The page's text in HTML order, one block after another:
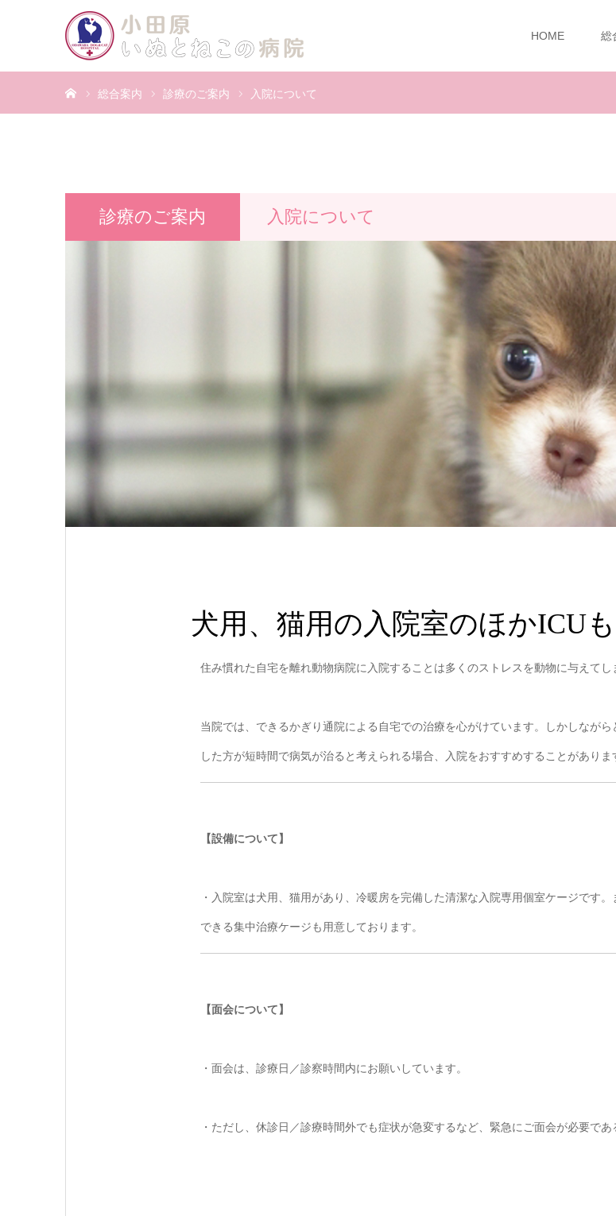
HOME 総
総合案内 診療のご案内 入院について
診療のご案内 入院について
犬用、猫用の入院室のほかICU
住み慣れた自宅を離れ動物病院に入院することは多くのストレスを動物に与えてし
当院では、できるかぎり通院による自宅での治療を心がけています。しかしなが
した方が短時間で病気が治ると考えられる場合、入院をおすすめすることがありま
【設備について】
・入院室は犬用、猫用があり、冷暖房を完備した清潔な入院専用個室ケージです
できる集中治療ケージも用意しております。
【面会について】
・面会は、診療日／診察時間内にお願いしています。
・ただし、休診日／診療時間外でも症状が急変するなど、緊急にご面会が必要で